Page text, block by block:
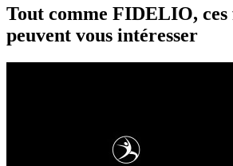
Tout comme FIDELIO, ces
peuvent vous intéresser